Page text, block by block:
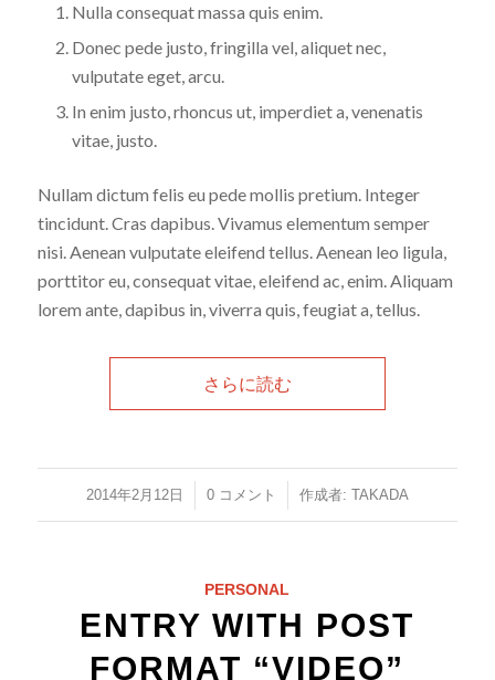
Nulla consequat massa quis enim.
Donec pede justo, fringilla vel, aliquet nec,
vulputate eget, arcu.
In enim justo, rhoncus ut, imperdiet a, venenatis
vitae, justo.
Nullam dictum felis eu pede mollis pretium. Integer
tincidunt. Cras dapibus. Vivamus elementum semper
nisi. Aenean vulputate eleifend tellus. Aenean leo ligula,
porttitor eu, consequat vitae, eleifend ac, enim. Aliquam
lorem ante, dapibus in, viverra quis, feugiat a, tellus.
さらに読む
2014年2月12日
/ 0 コメント
/ 作成者: TAKADA
PERSONAL
ENTRY WITH POST
FORMAT “VIDEO”